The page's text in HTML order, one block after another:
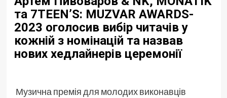
та 7TEEN’S: MUZVAR AWARDS-
2023 оголосив вибір читачів у
кожній з номінацій та назвав
нових хедлайнерів церемонії
Музична премія для молодих виконавців